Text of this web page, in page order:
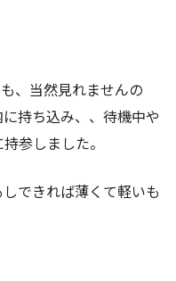
、当然見れませんの
持ち込み、、待機中や
参しました。
できれば薄くて軽いも